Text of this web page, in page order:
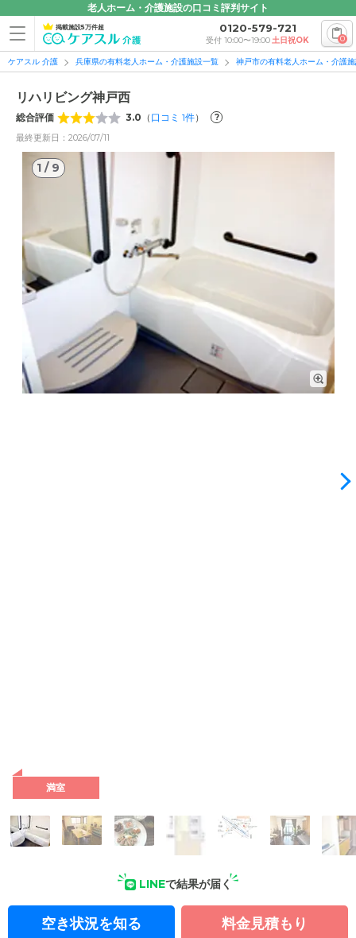
老人ホーム・介護施設の口コミ評判サイト
掲載施設5万件超 0120-579-721
受付 10:00〜19:00土日祝OK 0
ケアスル 介護 兵庫県の有料老人ホーム・介護施設一覧 神戸市の有料老人ホーム・介護
リハリビング神戸西
総合評価 3.0 （ 口コミ 1件） ?
最終更新日：2026/07/11
1 / 9
1/9
満室
LINEで結果が届く
空き状況を知る 料金見積もり